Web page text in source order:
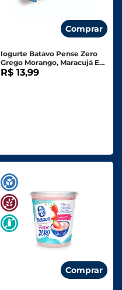
Comprar
Iogurte Batavo Pense Zero
Grego Morango, Maracujá E
Tradicional 510g
R$ 13,99
Comprar